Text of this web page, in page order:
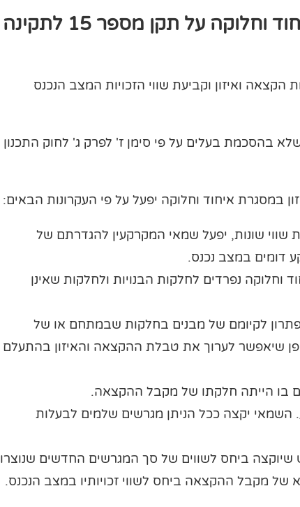
מה צריך לדעת שמאי מקרקעין איחוד וחלוקה על תקן מספר 15 לתקינה
ואיזון וקביעת שווי הזכויות המצב הנכנס
בהסכמת בעלים על פי סימן ז' לפרק ג' לחוק התכנון
במסגרת איחוד וחלוקה יפעל על פי העקרונות הבאים:
שווי שונות, יפעל שמאי המקרקעין להגדרתם של
דומים במצב נכנס.
נפרדים לחלקות הבנויות ולחלקות שאינן
לקיומם של מבנים בחלקות שבמתחם או של
שיאפשר לערוך את טבלת ההקצאה והאיזון בהתעלם
בו הייתה חלקתו של מקבל ההקצאה.
יקצה ככל הניתן מגרשים שלמים לבעלות
שיוקצה ביחס לשווים של סך המגרשים החדשים שנוצרו
של מקבל ההקצאה ביחס לשווי זכויותיו במצב הנכנס.